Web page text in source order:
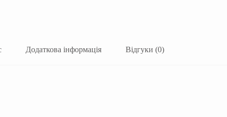
Додаткова інформація Відгуки (0)